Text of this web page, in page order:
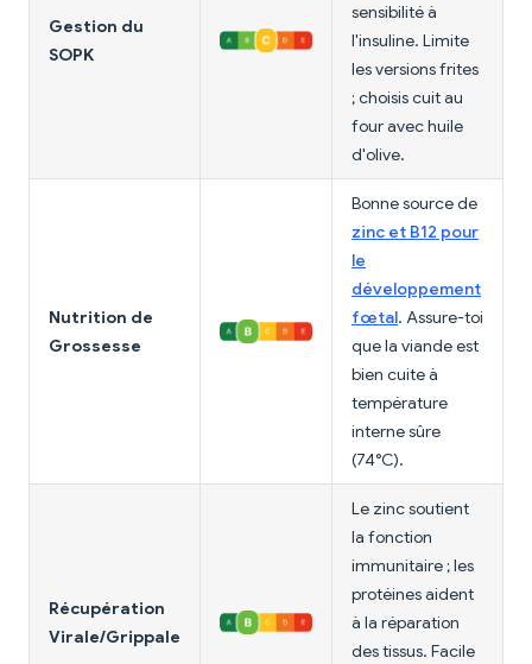
Gestion du
SOPK
sensibilité à
l'insuline. Limite
les versions frites
; choisis cuit au
four avec huile
d'olive.
Nutrition de
Grossesse
Bonne source de
zinc et B12 pour
le
développement
fœtal. Assure-toi
que la viande est
bien cuite à
température
interne sûre
(74°C).
Récupération
Virale/Grippale
Le zinc soutient
la fonction
immunitaire ; les
protéines aident
à la réparation
des tissus. Facile